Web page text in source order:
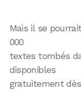
Mais il se
000
textes tombés
disponibles
gratuitement